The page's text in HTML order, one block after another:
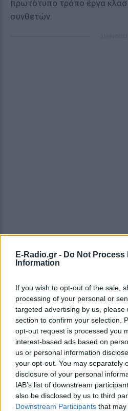
E-Radio.gr - Do Not Process
Information
If you wish to opt-out of the sale,
processing of your personal or
targeted advertising by us, please
section to confirm your selection.
opt-out request is processed you
interest-based ads based on
us or personal information
your opt-out. You may separately
disclosure of your personal
IAB’s list of downstream
also be disclosed by us to third
Downstream Participants that
πρωτότυπο τρόπο έργα
συνθετών.